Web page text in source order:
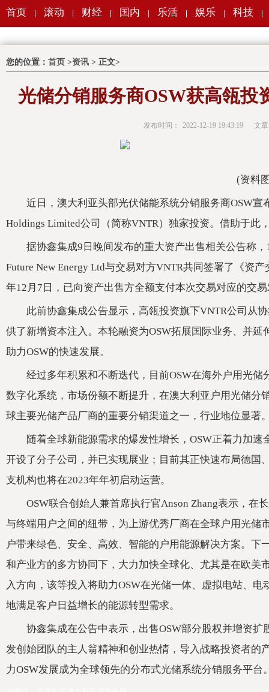
首页 滚动 财经 国内 乐活 娱乐 科技
您的位置： 首页 >资讯 > 正文>
光储分销服务商OSW获高瓴投
发布时间： 2022-12-19 19:43:19 文
(资料
近日，澳大利亚头部光伏储能系统分销服务商OSW
Holdings Limited公司（简称VNTR）独家投资。借助于此
据协鑫集成9日晚间发布的重大资产出售相关公告称
Future New Energy Ltd与交易对方VNTR共同签署了《资
年12月7日，已向资产出售方全额支付本次交易对应的交
此前协鑫集成公告显示，高瓴投资旗下VNTR公司从
供了新增资本注入。本轮融资为OSW拓展国际业务、并
助力OSW的快速发展。
经过多年积累和不断迭代，目前OSW在海外户用光
数字化系统，市场份额不断提升，在澳大利亚户用光储分
球主要光储产品厂商的重要分销渠道之一，行业地位显著
随着全球新能源需求的爆发性增长，OSW正着力加
开设了分子公司，并已实现展业；目前其正快速布局德国
支机构也将在2023年年初启动运营。
OSW联合创始人兼首席执行官Anson Zhang表示，在
与终端用户之间的纽带，为上游优秀厂商在全球户用光储
户带来绿色、安全、高效、智能的户用能源解决方案。下
和产业方的多方协同下，大力加快全球化、尤其是在欧美
入方向，该等投入将助力OSW在光储一体、虚拟电站、
地满足客户日益增长的能源转型需求。
协鑫集成在公告中表示，出售OSW部分股权并增资
发创始团队的主人翁精神和创业热情，导入战略投资者的
力OSW发展成为全球领先的分布式光储系统分销服务平台